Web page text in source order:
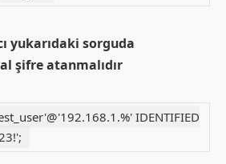
yukarıdaki sorguda
şifre atanmalıdır
IDENTIFIED